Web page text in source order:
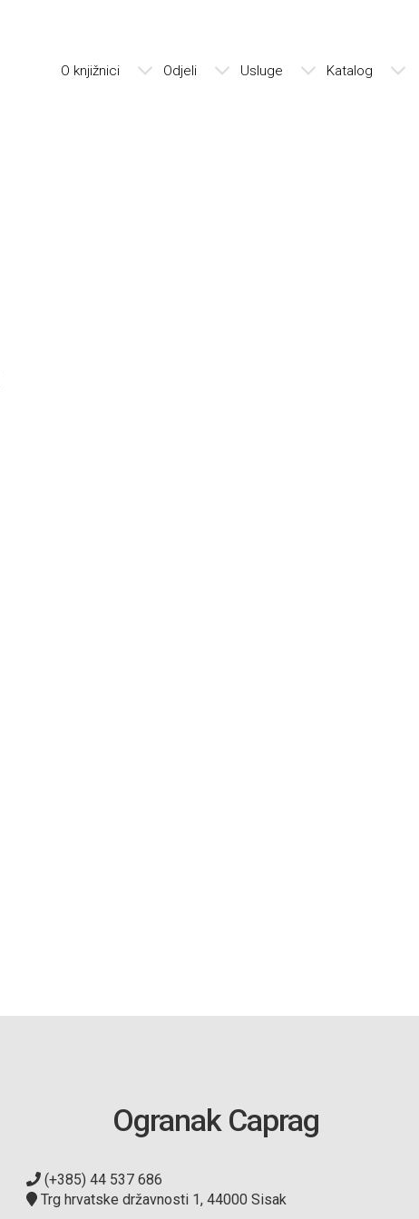
O knjižnici Odjeli Usluge Katalog
Ogranak Caprag
(+385) 44 537 686
Trg hrvatske državnosti 1, 44000 Sisak